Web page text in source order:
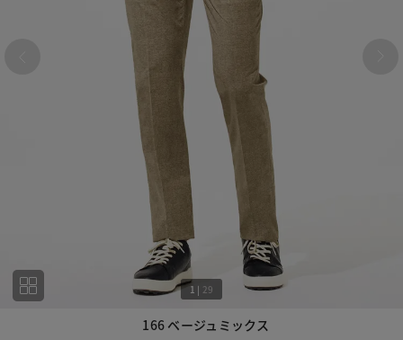
166 ベージュミックス
1 | 29